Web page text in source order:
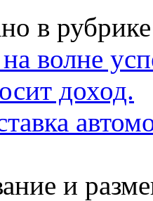
в
волне
доход.
и